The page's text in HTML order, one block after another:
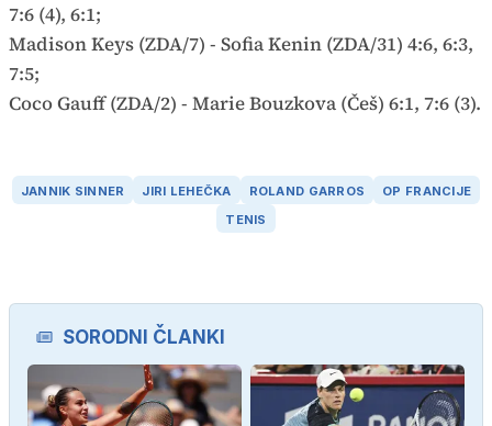
7:6 (4), 6:1;
Madison Keys (ZDA/7) - Sofia Kenin (ZDA/31) 4:6, 6:3,
7:5;
Coco Gauff (ZDA/2) - Marie Bouzkova (Češ) 6:1, 7:6 (3).
JANNIK SINNER JIRI LEHEČKA ROLAND GARROS
OP FRANCIJE
TENIS
SORODNI ČLANKI